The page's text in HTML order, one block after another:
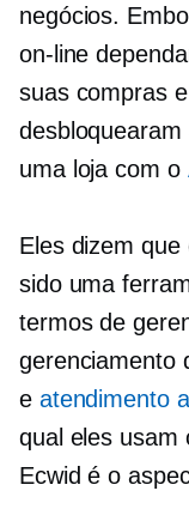
negócios.
on-line
suas compras
uma loja com o
Eles dizem que
sido uma
termos de
gerenciamento
e atendimento
qual eles usam
Ecwid é o